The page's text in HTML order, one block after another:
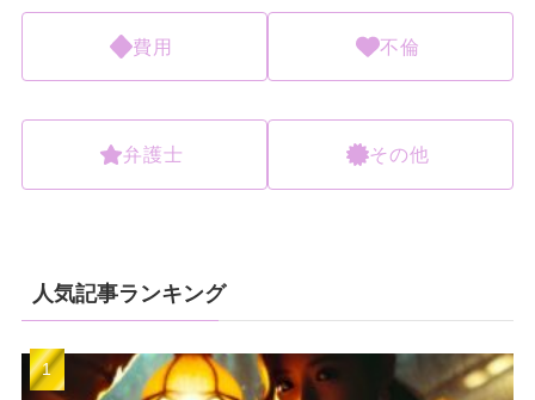
費用 不倫
弁護士 その他
人気記事ランキング